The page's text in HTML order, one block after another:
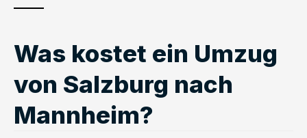
Was kostet ein Umzug
von Salzburg nach
Mannheim?